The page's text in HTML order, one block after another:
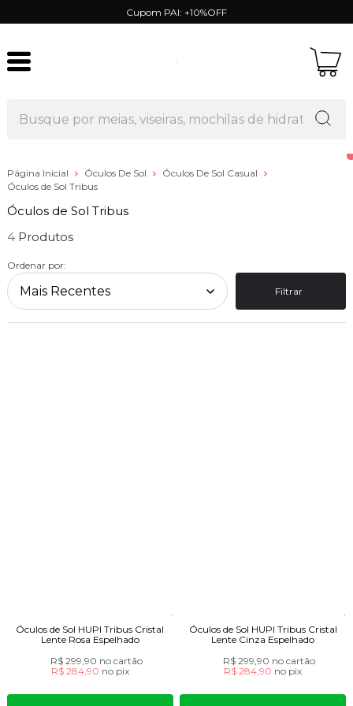
Cupom PAI: +10%OFF
Página Inicial Óculos De Sol
Óculos De Sol Casual
Óculos de Sol Tribus
Óculos de Sol Tribus
4
Ordenar por:
Filtrar
Óculos de Sol HUPI Tribus Cristal
Lente Rosa Espelhado
R$ 299,90 no cartão
R$ 284,90 no pix
Óculos de Sol HUPI Tribus Cristal
Lente Cinza Espelhado
R$ 299,90 no cartão
R$ 284,90 no pix